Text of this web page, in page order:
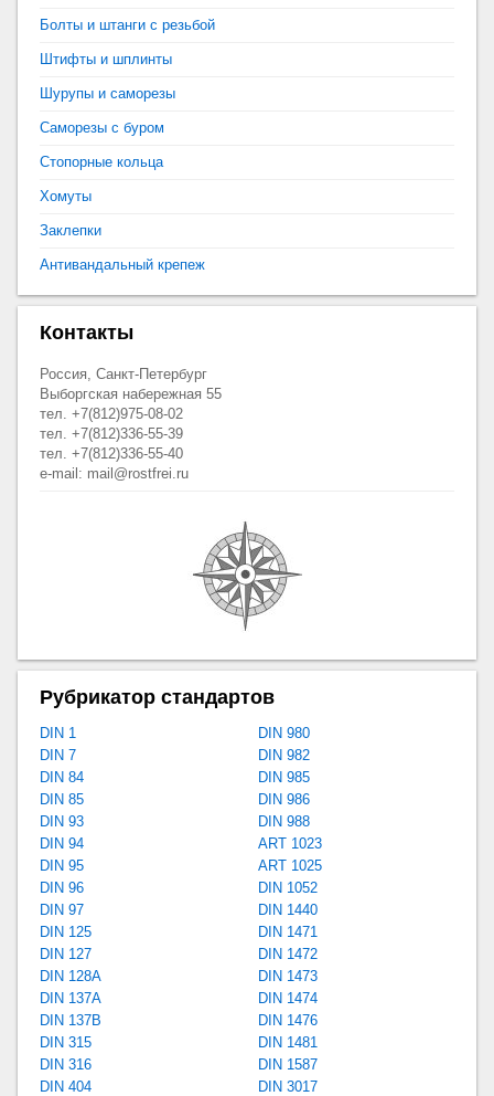
Болты и штанги с резьбой
Штифты и шплинты
Шурупы и саморезы
Саморезы с буром
Стопорные кольца
Хомуты
Заклепки
Антивандальный крепеж
Контакты
Россия, Санкт-Петербург
Выборгская набережная 55
тел. +7(812)975-08-02
тел. +7(812)336-55-39
тел. +7(812)336-55-40
e-mail: mail@rostfrei.ru
Рубрикатор стандартов
DIN 1
DIN 7
DIN 84
DIN 85
DIN 93
DIN 94
DIN 95
DIN 96
DIN 97
DIN 125
DIN 127
DIN 128A
DIN 137A
DIN 137B
DIN 315
DIN 316
DIN 404
DIN 980
DIN 982
DIN 985
DIN 986
DIN 988
ART 1023
ART 1025
DIN 1052
DIN 1440
DIN 1471
DIN 1472
DIN 1473
DIN 1474
DIN 1476
DIN 1481
DIN 1587
DIN 3017